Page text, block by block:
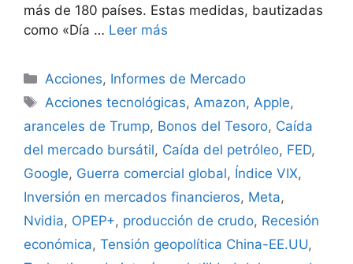
más de 180 países. Estas medidas, bautizadas
como «Día … Leer más
Categorías
Acciones, Informes de Mercado
Etiquetas
Acciones tecnológicas, Amazon, Apple,
aranceles de Trump, Bonos del Tesoro, Caída
del mercado bursátil, Caída del petróleo, FED,
Google, Guerra comercial global, Índice VIX,
Inversión en mercados financieros, Meta,
Nvidia, OPEP+, producción de crudo, Recesión
económica, Tensión geopolítica China-EE.UU,